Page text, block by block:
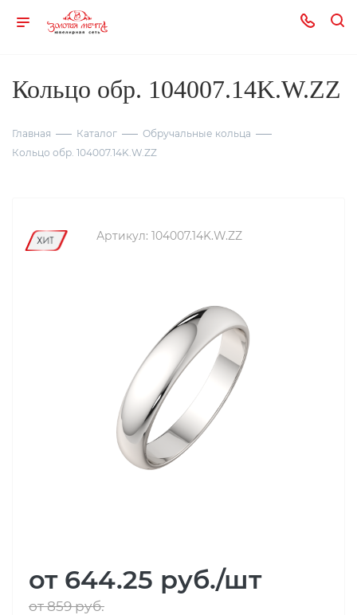
Кольцо обр. 104007.14K.W.ZZ
Главная Каталог
Обручальные кольца
Кольцо обр. 104007.14K.W.ZZ
Артикул: 104007.14K.W.ZZ
от 644.25 руб./шт
от 859руб.